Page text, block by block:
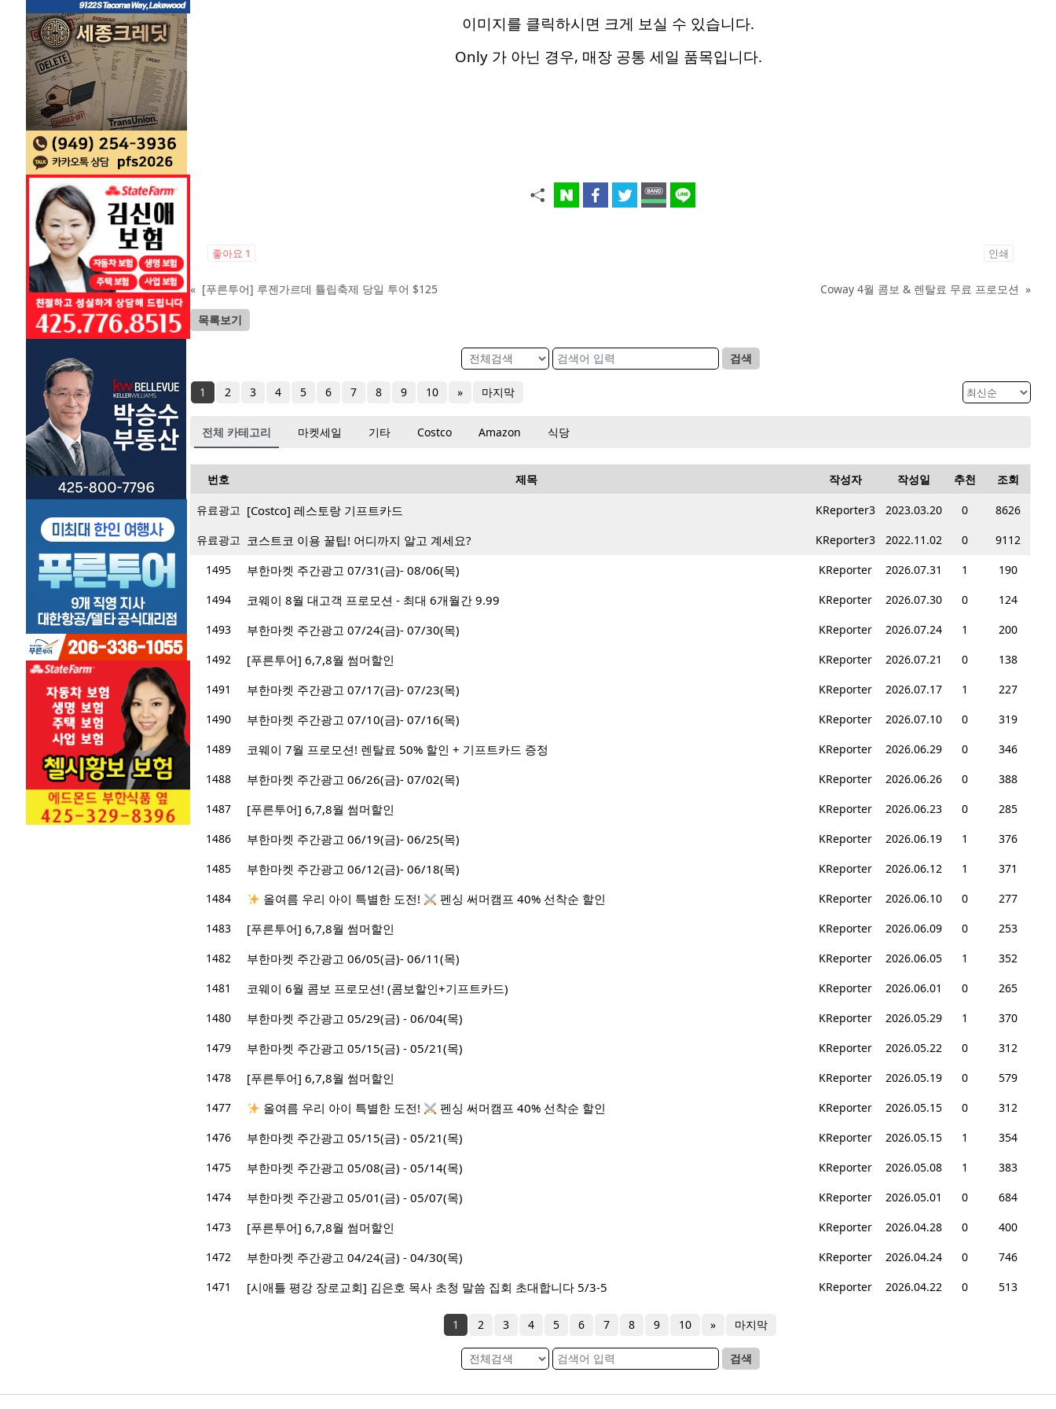
이미지를 클릭하시면 크게 보실 수 있습니다.
Only 가 아닌 경우, 매장 공통 세일 품목입니다.
좋아요 1 인쇄
« [푸른투어] 루젠가르데 튤립축제 당일 투어 $125 Coway 4월 콤보 & 렌탈료 무료 프로모션 »
목록보기
검색
1 2 3 4 5 6 7 8 9 10 » 마지막
전체 카테고리 마켓세일 기타 Costco Amazon 식당
번호 제목 작성자 작성일 추천 조회
유료광고 [Costco] 레스토랑 기프트카드 KReporter3 2023.03.20 0
8626
유료광고 코스트코 이용 꿀팁! 어디까지 알고 계세요? KReporter3 2022.11.02 0
9112
1495
부한마켓 주간광고 07/31(금)- 08/06(목) KReporter 2026.07.31 1
190
1494
코웨이 8월 대고객 프로모션 - 최대 6개월간 9.99 KReporter 2026.07.30 0
124
1493
부한마켓 주간광고 07/24(금)- 07/30(목) KReporter 2026.07.24 1
200
1492
[푸른투어] 6,7,8월 썸머할인 KReporter 2026.07.21 0
138
1491
부한마켓 주간광고 07/17(금)- 07/23(목) KReporter 2026.07.17 1
227
1490
부한마켓 주간광고 07/10(금)- 07/16(목) KReporter 2026.07.10 0
319
1489
코웨이 7월 프로모션! 렌탈료 50% 할인 + 기프트카드 증정 KReporter 2026.06.29 0
346
1488
부한마켓 주간광고 06/26(금)- 07/02(목) KReporter 2026.06.26 0
388
1487
[푸른투어] 6,7,8월 썸머할인 KReporter 2026.06.23 0
285
1486
부한마켓 주간광고 06/19(금)- 06/25(목) KReporter 2026.06.19 1
376
1485
부한마켓 주간광고 06/12(금)- 06/18(목) KReporter 2026.06.12 1
371
1484
올여름 우리 아이 특별한 도전! 펜싱 써머캠프 40% 선착순 할인 KReporter 2026.06.10 0
277
1483
[푸른투어] 6,7,8월 썸머할인 KReporter 2026.06.09 0
253
1482
부한마켓 주간광고 06/05(금)- 06/11(목) KReporter 2026.06.05 1
352
1481
코웨이 6월 콤보 프로모션! (콤보할인+기프트카드) KReporter 2026.06.01 0
265
1480
부한마켓 주간광고 05/29(금) - 06/04(목) KReporter 2026.05.29 1
370
1479
부한마켓 주간광고 05/15(금) - 05/21(목) KReporter 2026.05.22 0
312
1478
[푸른투어] 6,7,8월 썸머할인 KReporter 2026.05.19 0
579
1477
올여름 우리 아이 특별한 도전! 펜싱 써머캠프 40% 선착순 할인 KReporter 2026.05.15 0
312
1476
부한마켓 주간광고 05/15(금) - 05/21(목) KReporter 2026.05.15 1
354
1475
부한마켓 주간광고 05/08(금) - 05/14(목) KReporter 2026.05.08 1
383
1474
부한마켓 주간광고 05/01(금) - 05/07(목) KReporter 2026.05.01 0
684
1473
[푸른투어] 6,7,8월 썸머할인 KReporter 2026.04.28 0
400
1472
부한마켓 주간광고 04/24(금) - 04/30(목) KReporter 2026.04.24 0
746
1471
[시애틀 평강 장로교회] 김은호 목사 초청 말씀 집회 초대합니다 5/3-5 KReporter 2026.04.22 0 513
1 2 3 4 5 6 7 8 9 10 » 마지막
검색